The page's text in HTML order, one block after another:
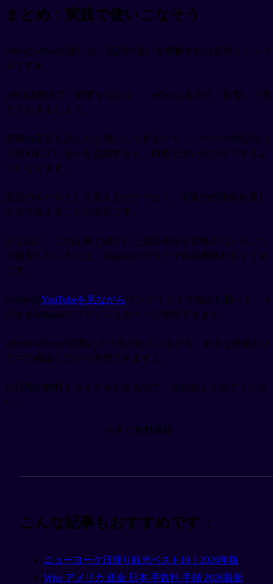
まとめ：実践で使いこなそう
affectとeffectの違いは、品詞の違いを理解すれば意外とシンプ
ルです💫
affectは動詞で「影響を与える」、effectは名詞で「影響」と覚
えておきましょう。
実際の英文を読んだり聞いたりする中で、この2つの単語がど
う使われているかを意識すると、自然と使い分けができるよ
うになります。
文法のルールとして覚えるだけでなく、実際の使用例を通し
て体で覚えることが大切です。
ちなみに、この記事で紹介した英語表現を実際のコンテンツ
で練習したい方には、Migakuのブラウザ拡張機能がおすすめ
です。
NetflixやYouTubeを見ながら ワンクリックで単語を調べて、そ
のままMigakuのフラッシュカードに保存できます。
affectやeffectが実際にどう使われているかを、好きな映画やド
ラマで確認しながら学習できますよ。
10日間の無料トライアルがあるので、ぜひ試してみてくださ
い。
今すぐ無料体験
こんな記事もおすすめです：
ニューヨーク日帰り観光ベスト10｜2026年版
Wise アメリカ 送金 日本 手数料 手順 2026最新